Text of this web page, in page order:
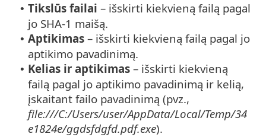
• Tikslūs failai – išskirti kiekvieną failą pagal
jo SHA-1 maišą.
• Aptikimas – išskirti kiekvieną failą pagal jo
aptikimo pavadinimą.
• Kelias ir aptikimas – išskirti kiekvieną
failą pagal jo aptikimo pavadinimą ir kelią,
įskaitant failo pavadinimą (pvz.,
file:///C:/Users/user/AppData/Local/Temp/34
e1824e/ggdsfdgfd.pdf.exe).